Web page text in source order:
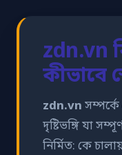
zdn.vn
কীভাবে
zdn.vn
দৃষ্টিভঙ্গি যা
নির্মিত: কে